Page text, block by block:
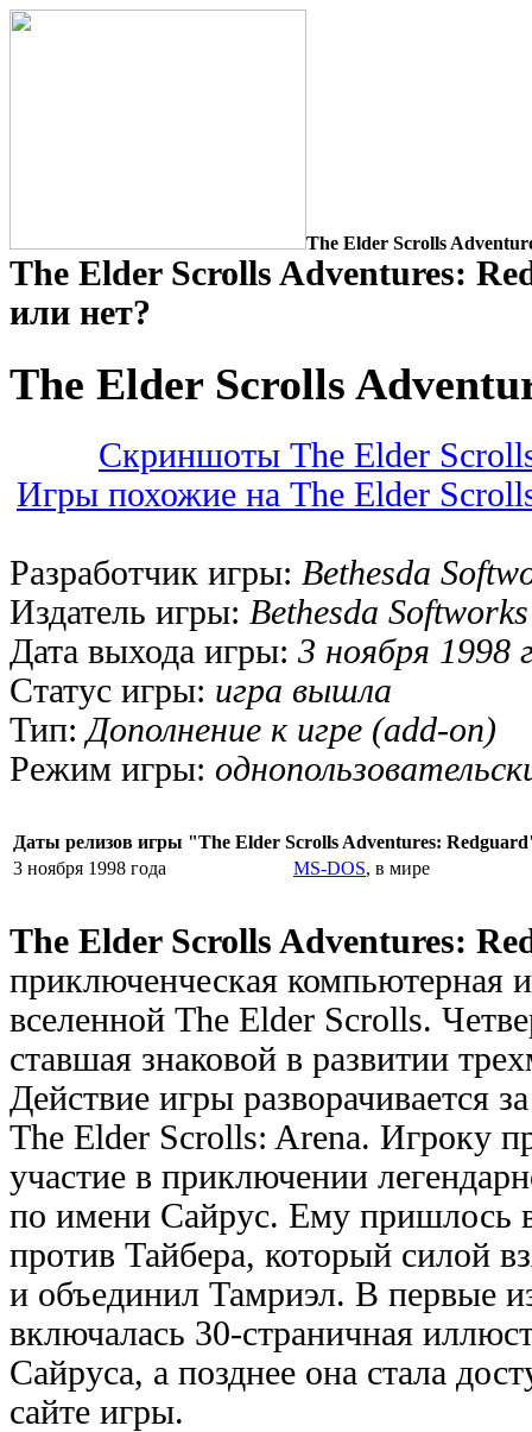
The Elder Scrolls
The Elder Scrolls Adventures:
или нет?
The Elder Scrolls
Скриншоты The Elder
Игры похожие на The Elder
Разработчик игры: Bethesda
Издатель игры: Bethesda Softworks
Дата выхода игры: 3 ноября 1998
Статус игры: игра вышла
Тип: Дополнение к игре (add-on)
Режим игры:
Даты релизов игры "The Elder Scrolls Adventures:
3 ноября 1998 года
MS-DOS, в мире
The Elder Scrolls Adventures:
приключенческая компьютерная
вселенной The Elder Scrolls.
ставшая знаковой в развитии
Действие игры разворачивается
The Elder Scrolls: Arena. Игроку
участие в приключении
по имени Сайрус. Ему пришлось
против Тайбера, который силой
и объединил Тамриэл. В первые
включалась 30-страничная
Сайруса, а позднее она стала
сайте игры.